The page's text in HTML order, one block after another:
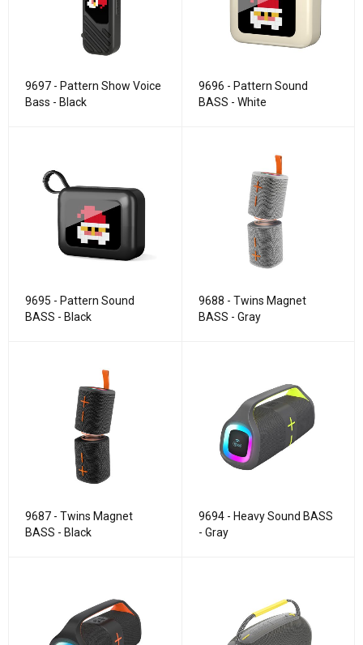
9697 - Pattern Show Voice
Bass - Black
9696 - Pattern Sound
BASS - White
9695 - Pattern Sound
BASS - Black
9688 - Twins Magnet
BASS - Gray
9687 - Twins Magnet
BASS - Black
9694 - Heavy Sound BASS
- Gray